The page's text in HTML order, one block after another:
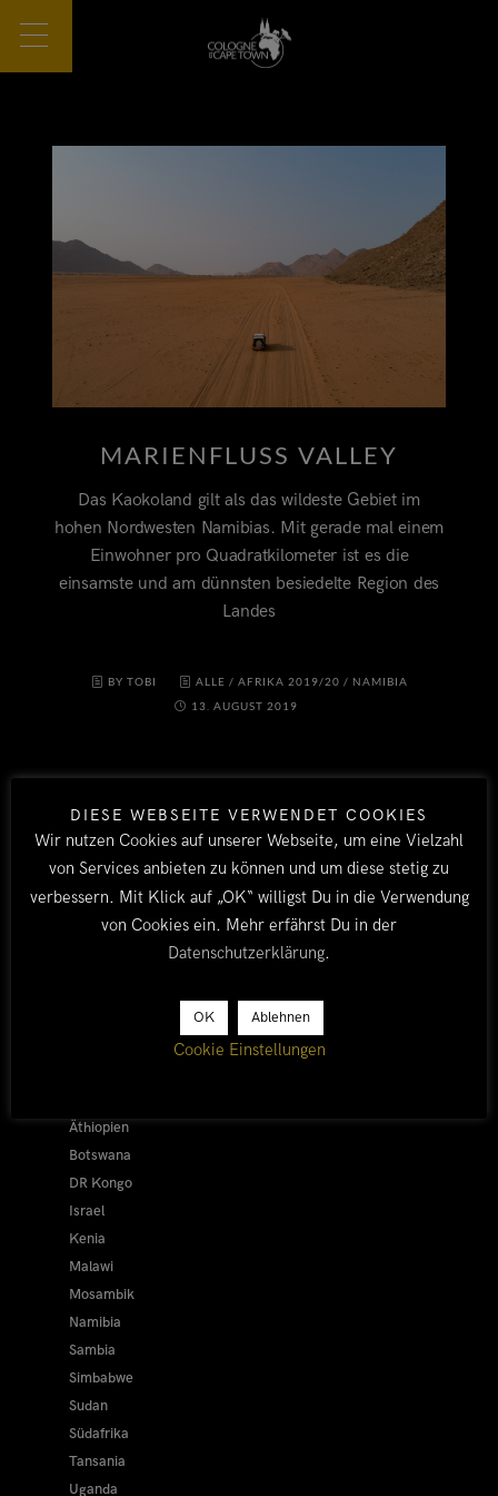
MARIENFLUSS VALLEY
Das Kaokoland gilt als das wildeste Gebiet im
hohen Nordwesten Namibias. Mit gerade mal einem
Einwohner pro Quadratkilometer ist es die
einsamste und am dünnsten besiedelte Region des
Landes
BY TOBI ALLE / AFRIKA 2019/20 / NAMIBIA
13. AUGUST 2019
LÄNDER
Äthiopien
Botswana
DR Kongo
Israel
Kenia
Malawi
Mosambik
Namibia
Sambia
Simbabwe
Sudan
Südafrika
Tansania
Uganda
DIESE WEBSEITE VERWENDET COOKIES
Wir nutzen Cookies auf unserer Webseite, um eine Vielzahl
von Services anbieten zu können und um diese stetig zu
verbessern. Mit Klick auf „OK“ willigst Du in die Verwendung
von Cookies ein. Mehr erfährst Du in der
Datenschutzerklärung.
OK Ablehnen
Cookie Einstellungen